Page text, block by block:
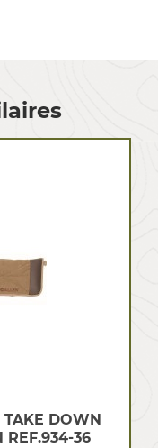
TAKE DOWN
REF.934-36